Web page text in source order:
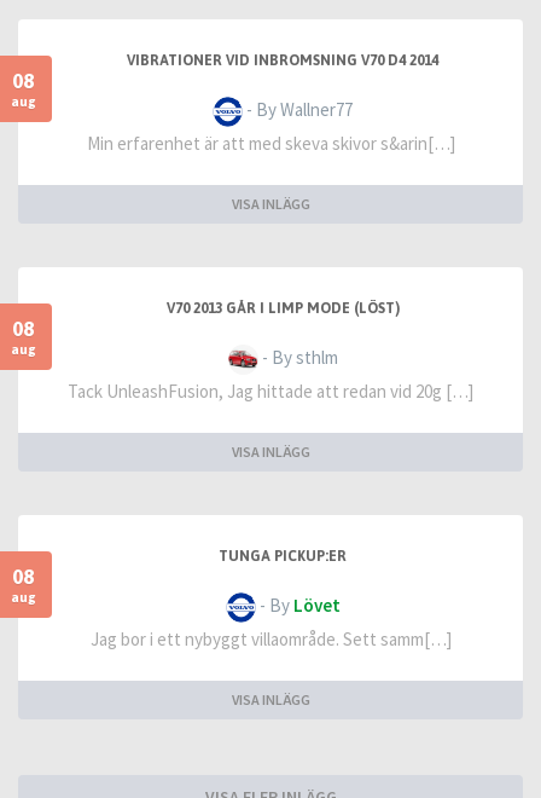
08
aug
VIBRATIONER VID INBROMSNING V70 D4 2014
- By Wallner77
Min erfarenhet är att med skeva skivor s&arin[…]
VISA INLÄGG
08
aug
V70 2013 GÅR I LIMP MODE (LÖST)
- By sthlm
Tack UnleashFusion, Jag hittade att redan vid 20g […]
VISA INLÄGG
08
aug
TUNGA PICKUP:ER
- By Lövet
Jag bor i ett nybyggt villaområde. Sett samm[…]
VISA INLÄGG